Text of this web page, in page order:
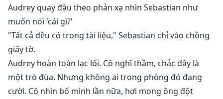
Audrey quay đầu theo phản xạ nhìn Sebastian như
muốn nói 'cái gì?'
"Tất cả đều có trong tài liệu," Sebastian chỉ vào chồng
giấy tờ.
Audrey hoàn toàn lạc lối. Cô nghĩ thầm, chắc đây là
một trò đùa. Nhưng không ai trong phòng đó đang
cười. Cô nhìn bố mình lần nữa, hơi mong ông đột